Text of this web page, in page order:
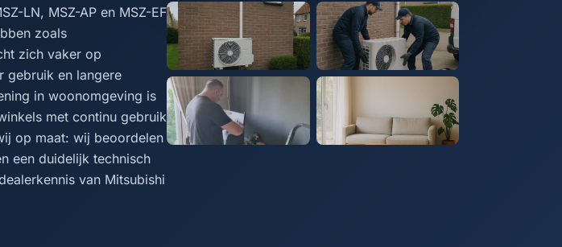
LN, MSZ-AP en MSZ-EF
zoals
zich vaker op
gebruik en langere
in woonomgeving is
met continu gebruik
op maat: wij beoordelen
een duidelijk technisch
van Mitsubishi